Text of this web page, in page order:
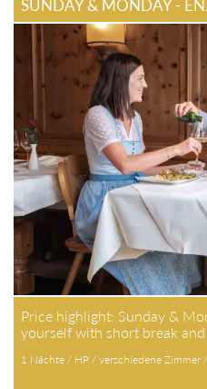
SUNDAY & MONDAY -
Price highlight: Sunday &
yourself with short break and
1 Nächte / HP / verschiedene Zimmer /